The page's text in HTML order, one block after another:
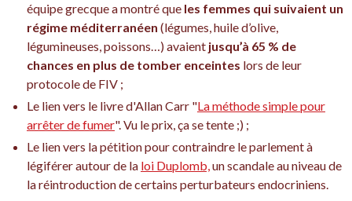
équipe grecque a montré que les femmes qui suivaient un
régime méditerranéen (légumes, huile d’olive,
légumineuses, poissons…) avaient jusqu’à 65 % de
chances en plus de tomber enceintes lors de leur
protocole de FIV ;
Le lien vers le livre d'Allan Carr "La méthode simple pour
arrêter de fumer". Vu le prix, ça se tente ;) ;
Le lien vers la pétition pour contraindre le parlement à
légiférer autour de la loi Duplomb,un scandale au niveau de
la réintroduction de certains perturbateurs endocriniens.